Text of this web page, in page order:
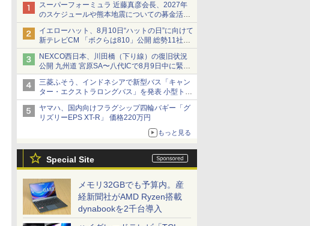
スーパーフォーミュラ 近藤真彦会長、2027年
のスケジュールや熊本地震についての募金活動
を紹介
イエローハット、8月10日“ハットの日”に向けて
新テレビCM 「ボクらは810」公開 総勢11社
107名が参画
NEXCO西日本、川田橋（下り線）の復旧状況
公開 九州道 宮原SA〜八代ICで8月9日中に緊急
車両を通行可能に
三菱ふそう、インドネシアで新型バス「キャン
ター・エクストラロングバス」を発表 小型トラ
ックベースの観光・旅客輸送向けバス
ヤマハ、国内向けフラグシップ四輪バギー「グ
リズリーEPS XT-R」 価格220万円
もっと見る
Special Site
メモリ32GBでも予算内。産
経新聞社がAMD Ryzen搭載
dynabookを2千台導入